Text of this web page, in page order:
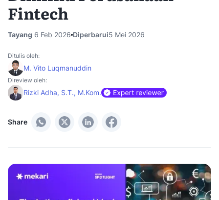
Fintech
Tayang 6 Feb 2026 Diperbarui5 Mei 2026
Share
Ditulis oleh:
M. Vito Luqmanuddin
Direview oleh:
Rizki Adha, S.T., M.Kom.